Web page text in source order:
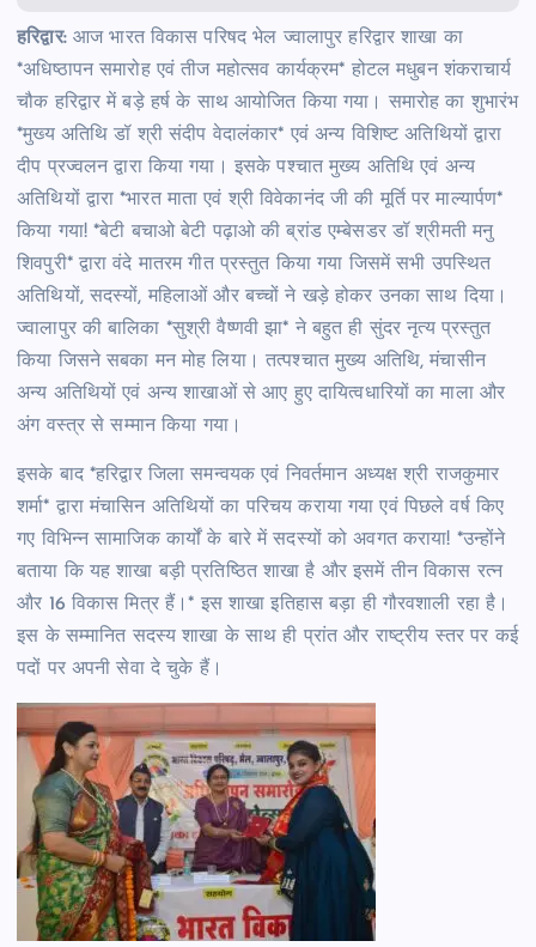
हरिद्वार:आज भारत विकास परिषद भेल ज्वालापुर हरिद्वार शाखा का
*अधिष्ठापन समारोह एवं तीज महोत्सव कार्यक्रम* होटल मधुबन शंकराचार्य
चौक हरिद्वार में बड़े हर्ष के साथ आयोजित किया गया। समारोह का शुभारंभ
*मुख्य अतिथि डॉ श्री संदीप वेदालंकार* एवं अन्य विशिष्ट अतिथियों द्वारा
दीप प्रज्वलन द्वारा किया गया। इसके पश्चात मुख्य अतिथि एवं अन्य
अतिथियों द्वारा *भारत माता एवं श्री विवेकानंद जी की मूर्ति पर माल्यार्पण*
किया गया! *बेटी बचाओ बेटी पढ़ाओ की ब्रांड एम्बेसडर डॉ श्रीमती मनु
शिवपुरी* द्वारा वंदे मातरम गीत प्रस्तुत किया गया जिसमें सभी उपस्थित
अतिथियों, सदस्यों, महिलाओं और बच्चों ने खड़े होकर उनका साथ दिया।
ज्वालापुर की बालिका *सुश्री वैष्णवी झा* ने बहुत ही सुंदर नृत्य प्रस्तुत
किया जिसने सबका मन मोह लिया। तत्पश्चात मुख्य अतिथि, मंचासीन
अन्य अतिथियों एवं अन्य शाखाओं से आए हुए दायित्वधारियों का माला और
अंग वस्त्र से सम्मान किया गया।
इसके बाद *हरिद्वार जिला समन्वयक एवं निवर्तमान अध्यक्ष श्री राजकुमार
शर्मा* द्वारा मंचासिन अतिथियों का परिचय कराया गया एवं पिछले वर्ष किए
गए विभिन्न सामाजिक कार्यों के बारे में सदस्यों को अवगत कराया! *उन्होंने
बताया कि यह शाखा बड़ी प्रतिष्ठित शाखा है और इसमें तीन विकास रत्न
और 16 विकास मित्र हैं।* इस शाखा इतिहास बड़ा ही गौरवशाली रहा है।
इस के सम्मानित सदस्य शाखा के साथ ही प्रांत और राष्ट्रीय स्तर पर कई
पदों पर अपनी सेवा दे चुके हैं।